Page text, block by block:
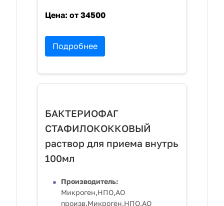
Цена: от 34500
Подробнее
БАКТЕРИОФАГ
СТАФИЛОКОККОВЫЙ
раствор для приема внутрь
100мл
Производитель:
Микроген,НПО,АО
произв.Микроген,НПО,АО